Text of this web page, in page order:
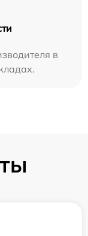
в